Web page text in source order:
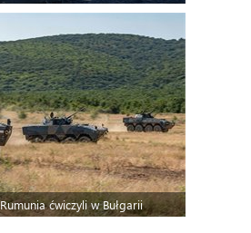
ćwiczyli w Bułgarii